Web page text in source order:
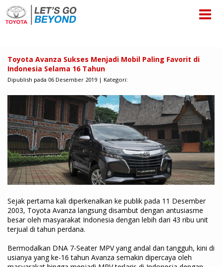
Toyota Avanza Sukses Menjadi Mobil Paling Favorit di
Indonesia Selama 16 Tahun
Dipublish pada 06 Desember 2019 | Kategori:
Sejak pertama kali diperkenalkan ke publik pada 11 Desember
2003, Toyota Avanza langsung disambut dengan antusiasme
besar oleh masyarakat Indonesia dengan lebih dari 43 ribu unit
terjual di tahun perdana.
Bermodalkan DNA 7-Seater MPV yang andal dan tangguh, kini di
usianya yang ke-16 tahun Avanza semakin dipercaya oleh